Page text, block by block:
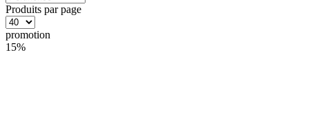
Produits par page
promotion
15%